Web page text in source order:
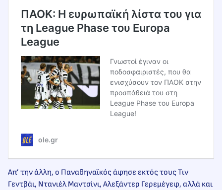
ΠΑΟΚ: Η ευρωπαϊκή λίστα του για
τη League Phase του Europa
League
Γνωστοί έγιναν οι
ποδοσφαιριστές, που θα
ενισχύσουν τον ΠΑΟΚ στην
προσπάθειά του στη
League Phase του Europa
League!
ole.gr
Απ’ την άλλη, ο Παναθηναϊκός άφησε εκτός τους Τιν
Γεντβάι, Ντανιέλ Μαντσίνι, Αλεξάντερ Γερεμέγεφ, αλλά και